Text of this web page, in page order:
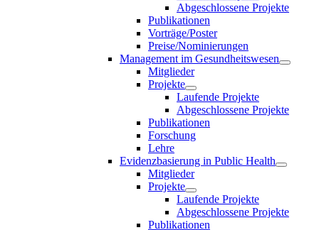
Abgeschlossene Projekte
Publikationen
Vorträge/Poster
Preise/Nominierungen
Management im Gesundheitswesen
Mitglieder
Projekte
Laufende Projekte
Abgeschlossene Projekte
Publikationen
Forschung
Lehre
Evidenzbasierung in Public Health
Mitglieder
Projekte
Laufende Projekte
Abgeschlossene Projekte
Publikationen